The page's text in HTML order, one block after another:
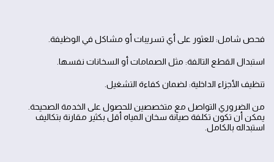
فحص شامل: للعثور على أي تسريبات أو مشاكل في الوظيفة.
استبدال القطع التالفة: مثل الصمامات أو السخانات نفسها.
تنظيف الأجزاء الداخلية: لضمان كفاءة التشغيل.
من الضروري التواصل مع متخصصين للحصول على الخدمة الصحيحة.
يمكن أن تكون تكلفة صيانة سخان المياه أقل بكثير مقارنة بتكاليف
استبداله بالكامل.